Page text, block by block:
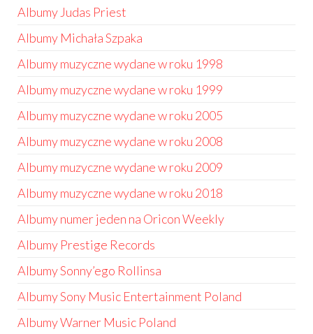
Albumy Judas Priest
Albumy Michała Szpaka
Albumy muzyczne wydane w roku 1998
Albumy muzyczne wydane w roku 1999
Albumy muzyczne wydane w roku 2005
Albumy muzyczne wydane w roku 2008
Albumy muzyczne wydane w roku 2009
Albumy muzyczne wydane w roku 2018
Albumy numer jeden na Oricon Weekly
Albumy Prestige Records
Albumy Sonny’ego Rollinsa
Albumy Sony Music Entertainment Poland
Albumy Warner Music Poland